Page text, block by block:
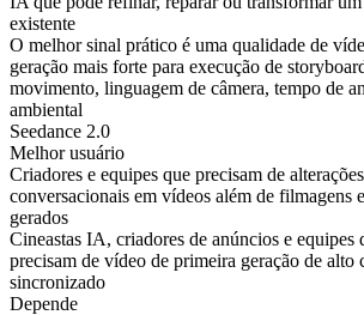
existente
O melhor sinal prático é uma qualidade de
geração mais forte para execução de
movimento, linguagem de câmera, tempo de
ambiental
Seedance 2.0
Melhor usuário
Criadores e equipes que precisam de
conversacionais em vídeos além de filmagens
gerados
Cineastas IA, criadores de anúncios e equipes
precisam de vídeo de primeira geração de alto
sincronizado
Depende